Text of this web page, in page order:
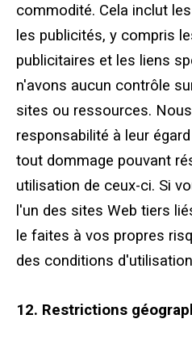
commodité. Cela inclut
les publicités, y compris
publicitaires et les liens
n'avons aucun contrôle
sites ou ressources.
responsabilité à leur
tout dommage pouvant
utilisation de ceux-ci. Si
l'un des sites Web tiers
le faites à vos propres
des conditions
12. Restrictions